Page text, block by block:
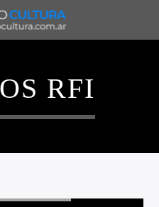
RFI